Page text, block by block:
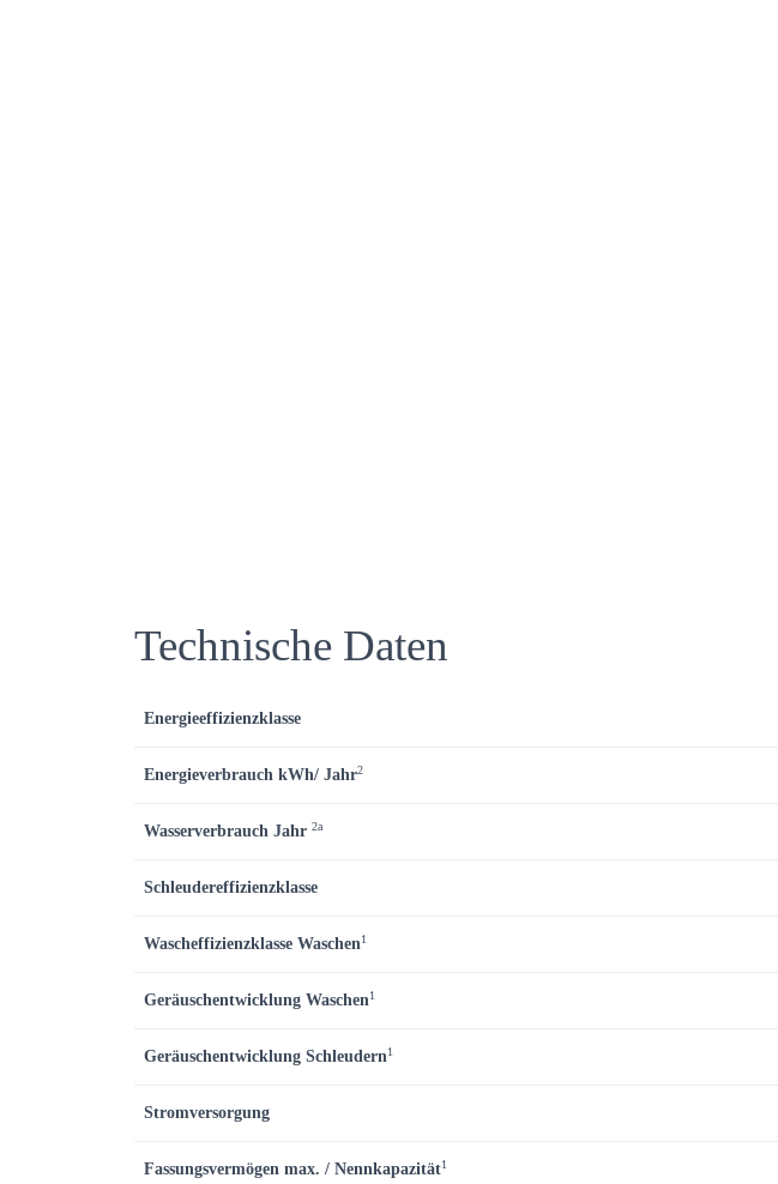
Technische Daten
Energieeffizienzklasse
Energieverbrauch kWh/ Jahr2
Wasserverbrauch Jahr 2a
Schleudereffizienzklasse
Wascheffizienzklasse Waschen1
Geräuschentwicklung Waschen1
Geräuschentwicklung Schleudern1
Stromversorgung
Fassungsvermögen max. / Nennkapazität1